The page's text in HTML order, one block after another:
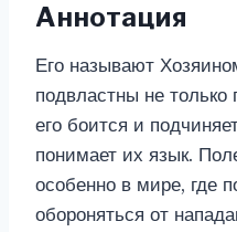
Аннотация
Его называют
подвластны не
его боится и
понимает их язык.
особенно в мире, где
обороняться от